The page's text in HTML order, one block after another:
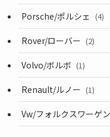
Porsche/ポルシェ (4)
Rover/ローバー (2)
Volvo/ボルボ (1)
Renault/ルノー (1)
Vw/フォルクスワーゲン